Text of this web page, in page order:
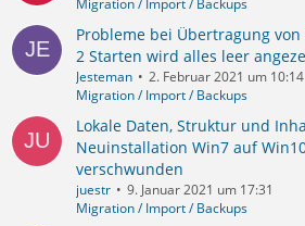
Probleme bei Übertragung
2 Starten wird alles leer
Jesteman
2. Februar 2021 um 10:14
Migration / Import / Backups
Lokale Daten, Struktur und
Neuinstallation Win7 auf
verschwunden
juestr
9. Januar 2021 um 17:31
Migration / Import / Backups